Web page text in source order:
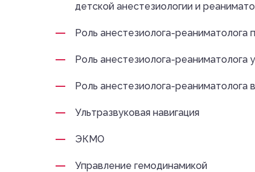
детской анестезиологии и
Роль анестезиолога-реаниматолога
Роль анестезиолога-реаниматолога
Роль анестезиолога-реаниматолога
Ультразвуковая навигация
ЭКМО
Управление гемодинамикой